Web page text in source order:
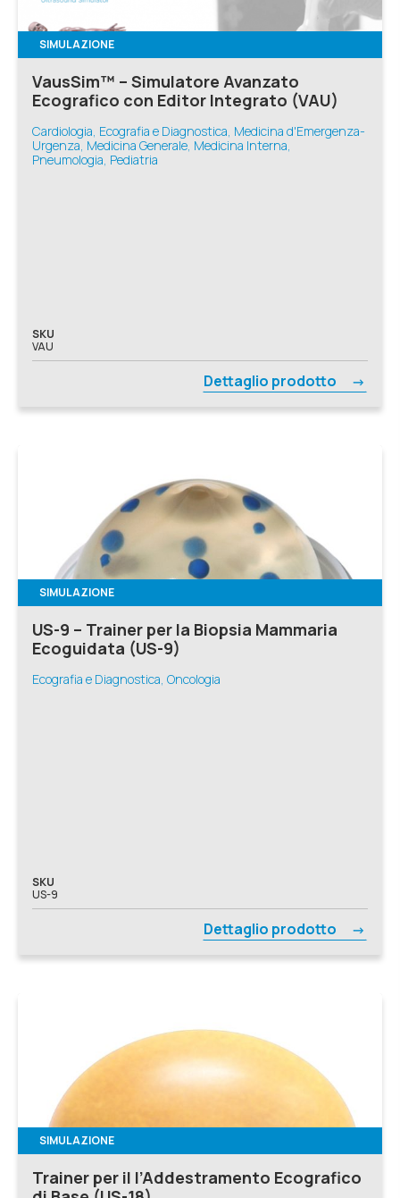
SIMULAZIONE
VausSim™ – Simulatore Avanzato
Ecografico con Editor Integrato (VAU)
Cardiologia, Ecografia e Diagnostica, Medicina d'Emergenza-
Urgenza, Medicina Generale, Medicina Interna,
Pneumologia, Pediatria
SKU
VAU
Dettaglio prodotto
SIMULAZIONE
US-9 – Trainer per la Biopsia Mammaria
Ecoguidata (US-9)
Ecografia e Diagnostica, Oncologia
SKU
US-9
Dettaglio prodotto
SIMULAZIONE
Trainer per il l’Addestramento Ecografico